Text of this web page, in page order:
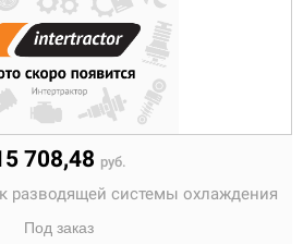
708,48 руб.
разводящей системы охлаждения
Под заказ